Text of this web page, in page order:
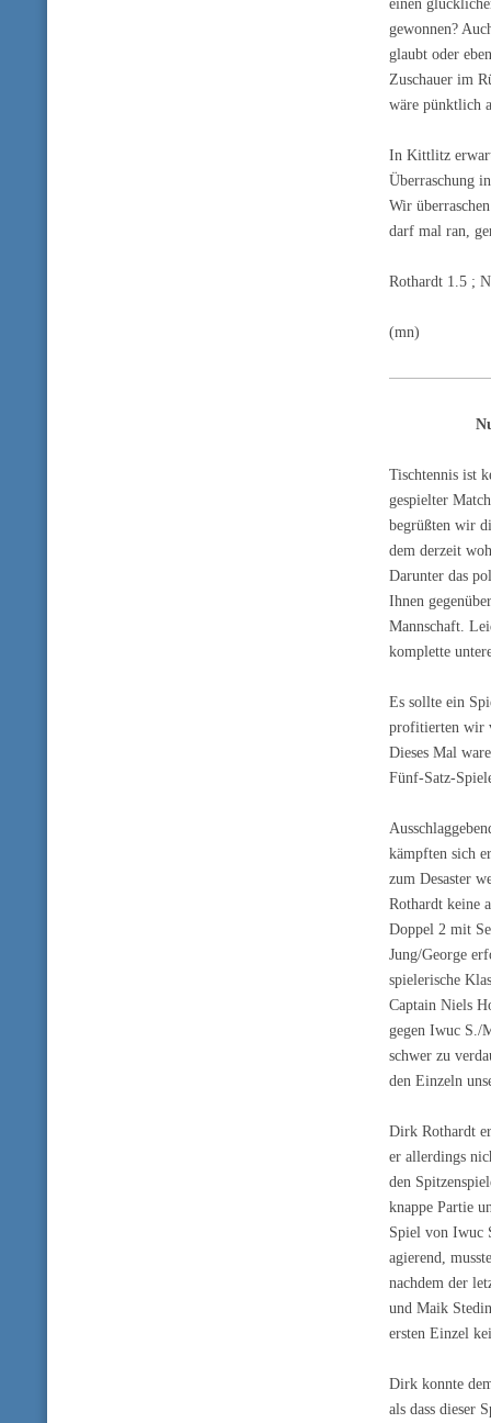
gewonnen?
glaubt oder
Zuschauer im
wäre pünktlich
In Kittlitz
Überraschung
Wir
darf mal ran,
Rothardt 1.5 ;
(mn)
Tischtennis ist
gespielter
begrüßten wir
dem derzeit
Darunter das
Ihnen
Mannschaft.
komplette
Es sollte ein
profitierten wir
Dieses Mal
Fünf-Satz-
kämpften sich
zum Desaster
Rothardt keine
Doppel 2 mit
Jung/George
spielerische
Captain Niels
gegen Iwuc S./
schwer zu
den Einzeln
Dirk Rothardt
er allerdings
den
knappe Partie
Spiel von Iwuc
agierend,
nachdem der
und Maik
ersten Einzel
Dirk konnte
als dass dieser